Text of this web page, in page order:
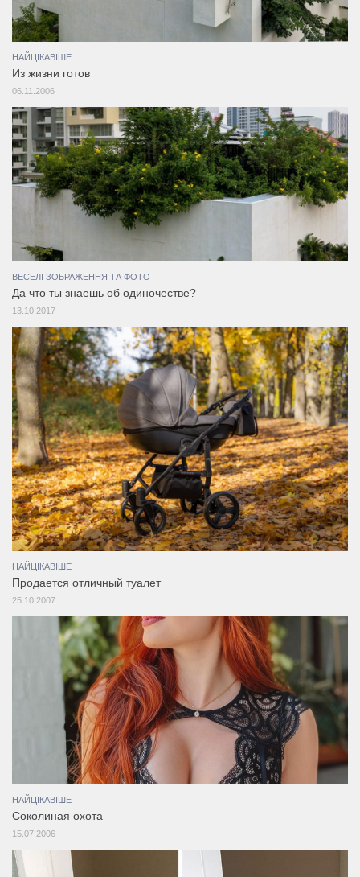
НАЙЦІКАВІШЕ
Из жизни готов
06.11.2006
ВЕСЕЛІ ЗОБРАЖЕННЯ ТА ФОТО
Да что ты знаешь об одиночестве?
13.10.2017
НАЙЦІКАВІШЕ
Продается отличный туалет
25.10.2007
НАЙЦІКАВІШЕ
Соколиная охота
15.07.2006